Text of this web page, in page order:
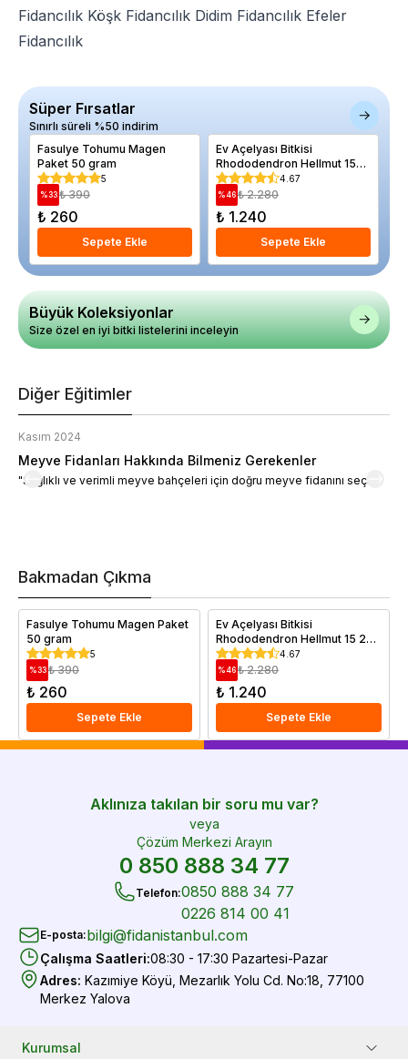
Fidancılık Köşk Fidancılık Didim Fidancılık Efeler
Fidancılık
Süper Fırsatlar
Sınırlı süreli %50 indirim
Fasulye Tohumu Magen
Paket 50 gram
5
%33 ₺ 390
₺ 260
Sepete Ekle
Ev Açelyası Bitkisi
Rhododendron Hellmut 15
20 cm Saksıda
4.67
%46 ₺ 2.280
₺ 1.240
Sepete Ekle
Büyük Koleksiyonlar
Size özel en iyi bitki listelerini inceleyin
Diğer Eğitimler
Kasım 2024
Meyve Fidanları Hakkında Bilmeniz Gerekenler
"Sağlıklı ve verimli meyve bahçeleri için doğru meyve fidanını seçin."
Bakmadan Çıkma
Fasulye Tohumu Magen Paket
50 gram
5
%33 ₺ 390
₺ 260
Sepete Ekle
Ev Açelyası Bitkisi
Rhododendron Hellmut 15 20
cm Saksıda4.67
%46 ₺ 2.280
₺ 1.240
Sepete Ekle
Aklınıza takılan bir soru mu var?
veya
Çözüm Merkezi Arayın
0 850 888 34 77
Telefon:0850 888 34 77
0226 814 00 41
E-posta:bilgi@fidanistanbul.com
Çalışma Saatleri:08:30 - 17:30 Pazartesi-Pazar
Adres: Kazımiye Köyü, Mezarlık Yolu Cd. No:18, 77100
Merkez Yalova
Kurumsal